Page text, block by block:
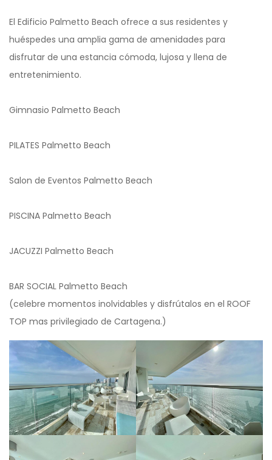
El Edificio Palmetto Beach ofrece a sus residentes y
huéspedes una amplia gama de amenidades para
disfrutar de una estancia cómoda, lujosa y llena de
entretenimiento.
Gimnasio Palmetto Beach
PILATES Palmetto Beach
Salon de Eventos Palmetto Beach
PISCINA Palmetto Beach
JACUZZI Palmetto Beach
BAR SOCIAL Palmetto Beach
(celebre momentos inolvidables y disfrútalos en el ROOF
TOP mas privilegiado de Cartagena.)